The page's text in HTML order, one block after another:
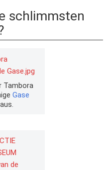
schlimmsten
Gase.jpg
Tambora
Gase
de